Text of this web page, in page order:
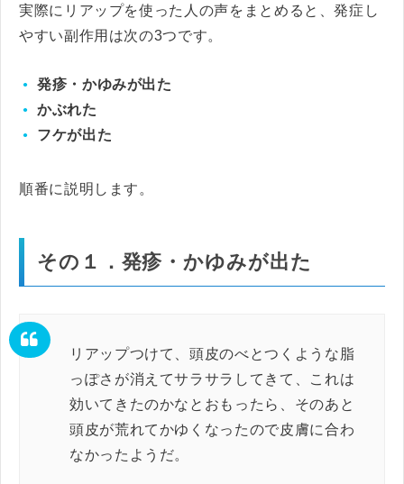
実際にリアップを使った人の声をまとめると、発症し
やすい副作用は次の3つです。
発疹・かゆみが出た
かぶれた
フケが出た
順番に説明します。
その１．発疹・かゆみが出た
リアップつけて、頭皮のべとつくような脂
っぽさが消えてサラサラしてきて、これは
効いてきたのかなとおもったら、そのあと
頭皮が荒れてかゆくなったので皮膚に合わ
なかったようだ。